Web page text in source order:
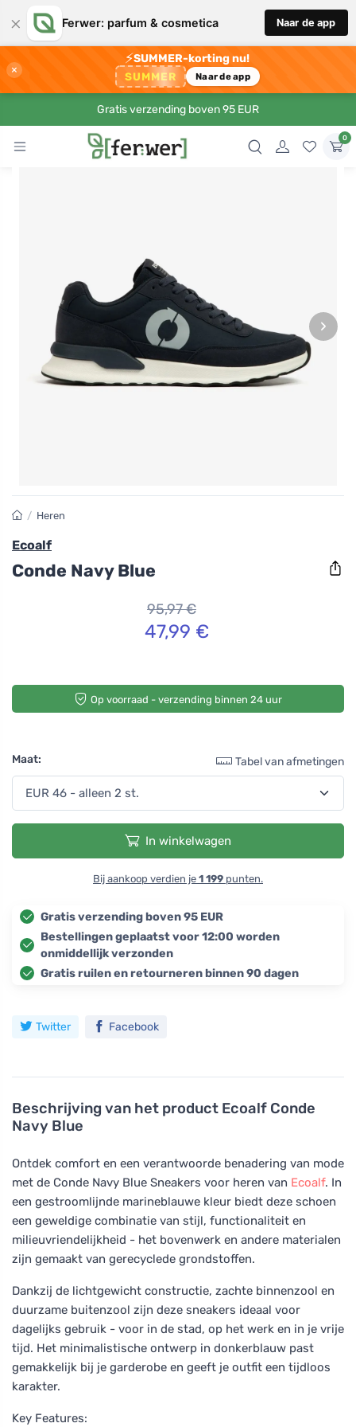
× Ferwer: parfum & cosmetica Naar de app
×
⚡SUMMER-korting nu!
SUMMER Naar de app
Gratis verzending boven 95 EUR
0
›
Beschrijving van het product Ecoalf Conde
Navy Blue
Ontdek comfort en een verantwoorde benadering van mode
met de Conde Navy Blue Sneakers voor heren van Ecoalf. In
een gestroomlijnde marineblauwe kleur biedt deze schoen
een geweldige combinatie van stijl, functionaliteit en
milieuvriendelijkheid - het bovenwerk en andere materialen
zijn gemaakt van gerecyclede grondstoffen.
Dankzij de lichtgewicht constructie, zachte binnenzool en
duurzame buitenzool zijn deze sneakers ideaal voor
dagelijks gebruik - voor in de stad, op het werk en in je vrije
tijd. Het minimalistische ontwerp in donkerblauw past
gemakkelijk bij je garderobe en geeft je outfit een tijdloos
karakter.
Key Features:
/ Heren
Ecoalf
Conde Navy Blue
95,97 €
47,99 €
Op voorraad - verzending binnen 24 uur
Maat: Tabel van afmetingen
In winkelwagen
Bij aankoop verdien je 1 199 punten.
Gratis verzending boven 95 EUR
Bestellingen geplaatst voor 12:00 worden
onmiddellijk verzonden
Gratis ruilen en retourneren binnen 90 dagen
Twitter Facebook